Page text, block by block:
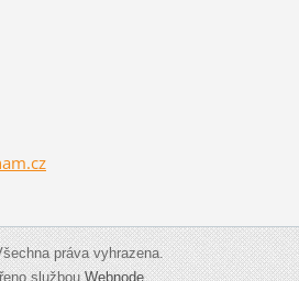
cz
práva vyhrazena.
službouWebnode